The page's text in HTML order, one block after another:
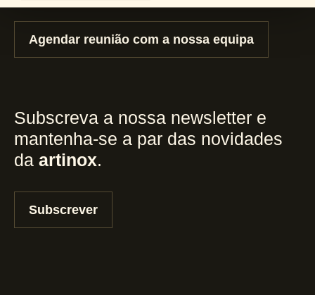
Agendar reunião com a nossa equipa
Subscreva a nossa newsletter e
mantenha-se a par das novidades
da artinox.
Subscrever